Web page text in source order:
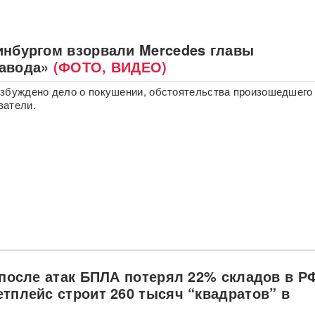
взорвали Mercedes главы
(ФОТО, ВИДЕО)
дело о покушении, обстоятельства произошедшего
атак БПЛА потерял 22% складов в
строит 260 тысяч “квадратов” в